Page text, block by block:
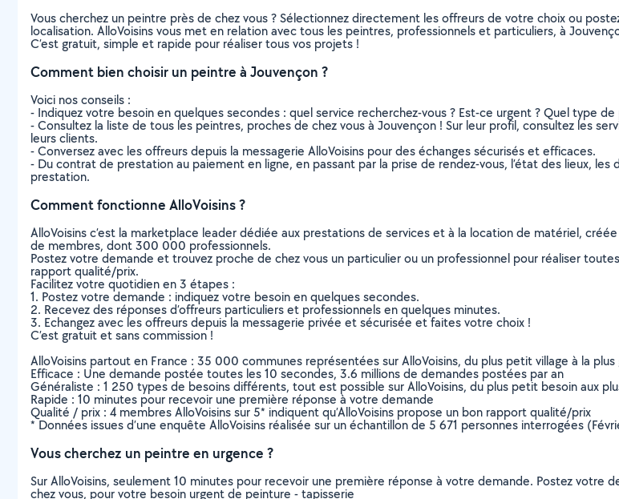
Vous cherchez un peintre près de chez vous ? Sélectionnez directement les offreurs de votre choix ou
localisation. AlloVoisins vous met en relation avec tous les peintres, professionnels et particuliers, à
C’est gratuit, simple et rapide pour réaliser tous vos projets !
Comment bien choisir un peintre à Jouvençon ?
Voici nos conseils :
- Indiquez votre besoin en quelques secondes : quel service recherchez-vous ? Est-ce urgent ? Quel type
- Consultez la liste de tous les peintres, proches de chez vous à Jouvençon ! Sur leur profil, consultez les
leurs clients.
- Conversez avec les offreurs depuis la messagerie AlloVoisins pour des échanges sécurisés et efficaces.
- Du contrat de prestation au paiement en ligne, en passant par la prise de rendez-vous, l’état des lieux,
prestation.
Comment fonctionne AlloVoisins ?
AlloVoisins c’est la marketplace leader dédiée aux prestations de services et à la location de matériel,
de membres, dont 300 000 professionnels.
Postez votre demande et trouvez proche de chez vous un particulier ou un professionnel pour réaliser
rapport qualité/prix.
Facilitez votre quotidien en 3 étapes :
1. Postez votre demande : indiquez votre besoin en quelques secondes.
2. Recevez des réponses d’offreurs particuliers et professionnels en quelques minutes.
3. Echangez avec les offreurs depuis la messagerie privée et sécurisée et faites votre choix !
C’est gratuit et sans commission !
AlloVoisins partout en France : 35 000 communes représentées sur AlloVoisins, du plus petit village à la
Efficace : Une demande postée toutes les 10 secondes, 3.6 millions de demandes postées par an
Généraliste : 1 250 types de besoins différents, tout est possible sur AlloVoisins, du plus petit besoin aux
Rapide : 10 minutes pour recevoir une première réponse à votre demande
Qualité / prix : 4 membres AlloVoisins sur 5* indiquent qu’AlloVoisins propose un bon rapport qualité/prix
* Données issues d’une enquête AlloVoisins réalisée sur un échantillon de 5 671 personnes interrogées
Vous cherchez un peintre en urgence ?
Sur AlloVoisins, seulement 10 minutes pour recevoir une première réponse à votre demande. Postez
chez vous, pour votre besoin urgent de peinture - tapisserie